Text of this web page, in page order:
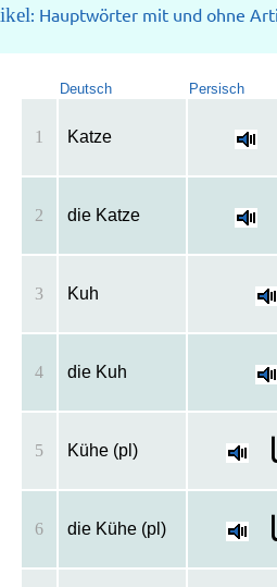
: Hauptwörter mit und ohne
Deutsch Persisch
1 Katze
2 die Katze
3 Kuh
4 die Kuh
5 Kühe (pl)
6 die Kühe (pl)